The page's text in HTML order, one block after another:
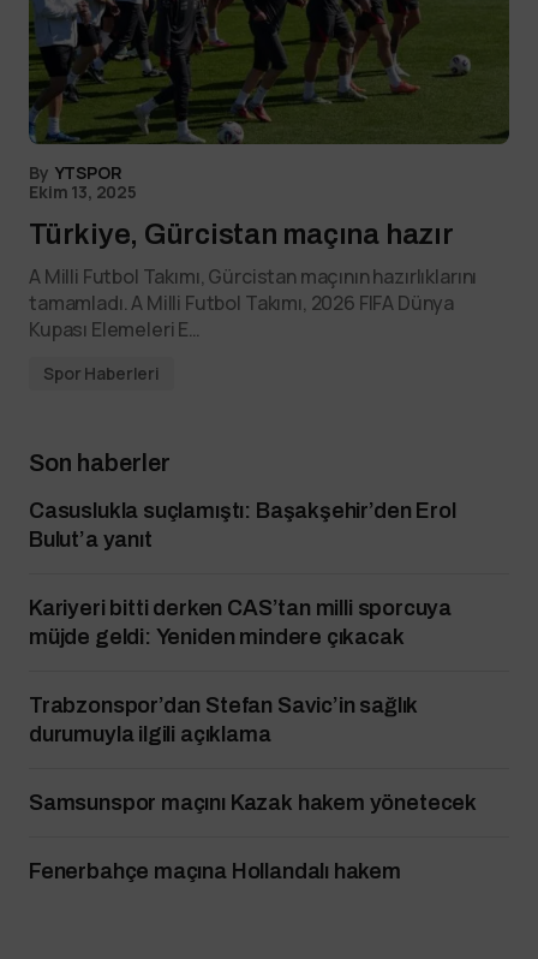
By YTSPOR
Ekim 13, 2025
Türkiye, Gürcistan maçına hazır
A Milli Futbol Takımı, Gürcistan maçının hazırlıklarını
tamamladı. A Milli Futbol Takımı, 2026 FIFA Dünya
Kupası Elemeleri E…
Spor Haberleri
Son haberler
Casuslukla suçlamıştı: Başakşehir’den Erol
Bulut’a yanıt
Kariyeri bitti derken CAS’tan milli sporcuya
müjde geldi: Yeniden mindere çıkacak
Trabzonspor’dan Stefan Savic’in sağlık
durumuyla ilgili açıklama
Samsunspor maçını Kazak hakem yönetecek
Fenerbahçe maçına Hollandalı hakem